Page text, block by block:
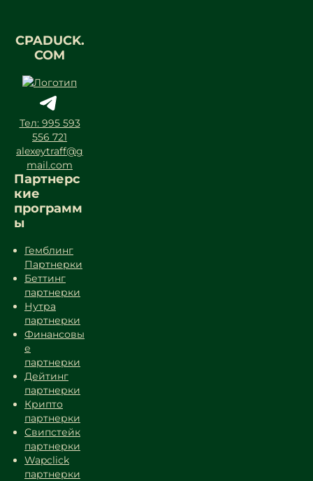
CPADUCK.
COM
Тел: 995 593
556 721
alexeytraff@g
mail.com
Партнерс
кие
программ
ы
Гемблинг
Партнерки
Беттинг
партнерки
Нутра
партнерки
Финансовы
е
партнерки
Дейтинг
партнерки
Крипто
партнерки
Свипстейк
партнерки
Wapclick
партнерки